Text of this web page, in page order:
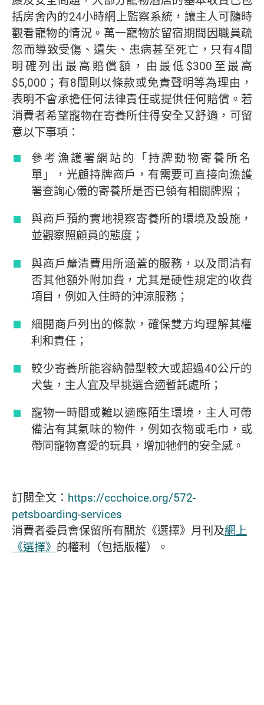
括房舍內的24小時網上監察系統，讓主人可隨時
觀看寵物的情況。萬一寵物於留宿期間因職員疏
忽而導致受傷、遺失、患病甚至死亡，只有4間
明確列出最高賠償額，由最低$300至最高
$5,000；有8間則以條款或免責聲明等為理由，
表明不會承擔任何法律責任或提供任何賠償。若
消費者希望寵物在寄養所住得安全又舒適，可留
意以下事項：
參考漁護署網站的「持牌動物寄養所名
單」，光顧持牌商戶，有需要可直接向漁護
署查詢心儀的寄養所是否已領有相關牌照；
與商戶預約實地視察寄養所的環境及設施，
並觀察照顧員的態度；
與商戶釐清費用所涵蓋的服務，以及問清有
否其他額外附加費，尤其是硬性規定的收費
項目，例如入住時的沖涼服務；
細閱商戶列出的條款，確保雙方均理解其權
利和責任；
較少寄養所能容納體型較大或超過40公斤的
犬隻，主人宜及早挑選合適暫託處所；
寵物一時間或難以適應陌生環境，主人可帶
備沾有其氣味的物件，例如衣物或毛巾，或
帶同寵物喜愛的玩具，增加牠們的安全感。
訂閱全文： https://ccchoice.org/572-
petsboarding-services
消費者委員會保留所有關於《選擇》月刊及網上
《選擇》 的權利（包括版權）。